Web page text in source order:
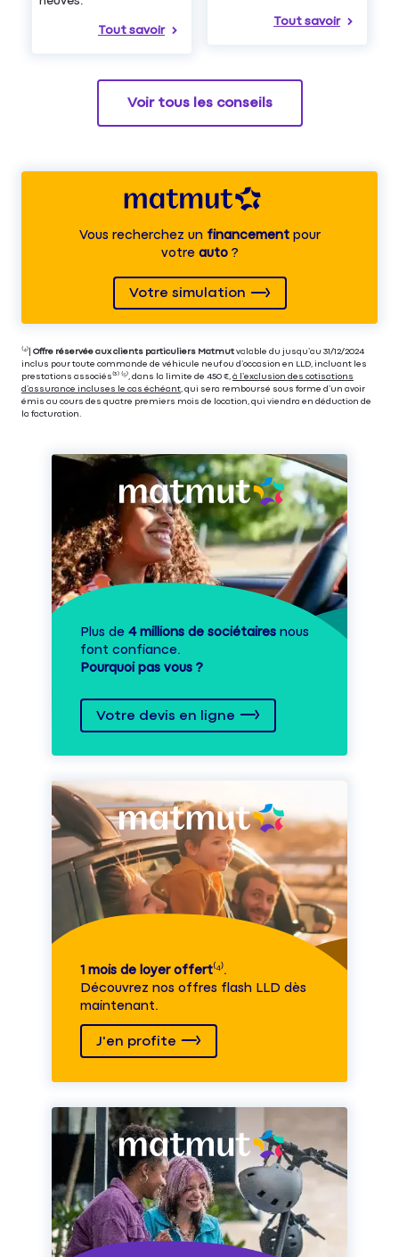
Tout savoir
Tout savoir
Voir tous les conseils
Vous recherchez unfinancementpour
votre auto?
Votre simulation
⁽⁴⁾| Offre réservée aux clients particuliers Matmut valable du jusqu’au 31/12/2024
inclus pour toute commande de véhicule neuf ou d’occasion en LLD, incluant les
prestations associés⁽³⁾ ⁽⁵⁾, dans la limite de 450 €, à l’exclusion des cotisations
d’assurance incluses le cas échéant, qui sera remboursé sous forme d’un avoir
émis au cours des quatre premiers mois de location, qui viendra en déduction de
la facturation.
Plus de 4 millions de sociétaires nous
font confiance.
Pourquoi pas vous ?
Votre devis en ligne
1 mois de loyer offert⁽⁴⁾.
Découvrez nos offres flash LLD dès
maintenant.
J'en profite